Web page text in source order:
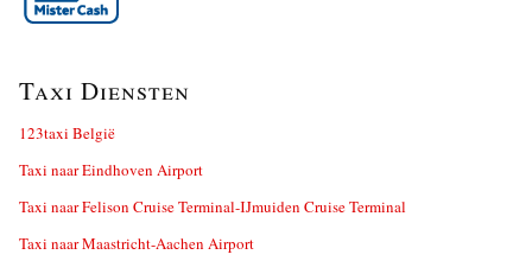
Taxi Diensten
123taxi België
Taxi naar Eindhoven Airport
Taxi naar Felison Cruise Terminal-IJmuiden Cruise Terminal
Taxi naar Maastricht-Aachen Airport